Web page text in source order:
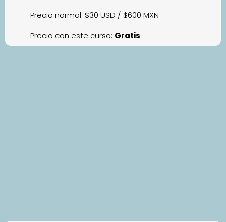
Precio normal: $30 USD / $600 MXN
Precio con este curso: Gratis